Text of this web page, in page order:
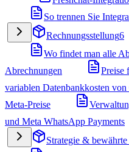
So trennen Sie
Rechnungsstellung6
Wo findet man alle
Abrechnungen
Preise
variablen Datenbankkosten von
Meta-Preise
und Meta WhatsApp Payments
Strategie &